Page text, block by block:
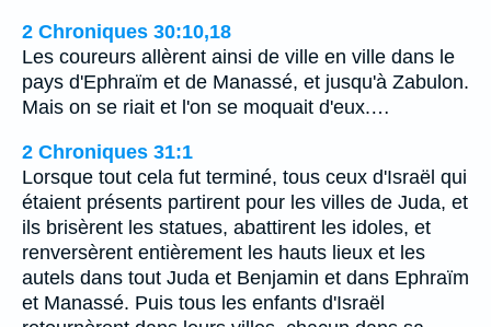
2 Chroniques 30:10,18
Les coureurs allèrent ainsi de ville en ville dans le
pays d'Ephraïm et de Manassé, et jusqu'à Zabulon.
Mais on se riait et l'on se moquait d'eux.…
2 Chroniques 31:1
Lorsque tout cela fut terminé, tous ceux d'Israël qui
étaient présents partirent pour les villes de Juda, et
ils brisèrent les statues, abattirent les idoles, et
renversèrent entièrement les hauts lieux et les
autels dans tout Juda et Benjamin et dans Ephraïm
et Manassé. Puis tous les enfants d'Israël